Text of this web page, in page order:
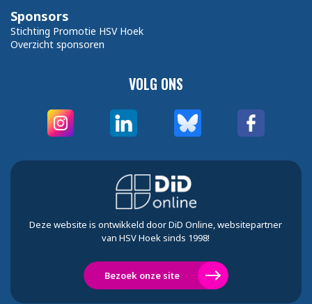
VOLG ONS
Sponsors
Stichting Promotie HSV Hoek
Overzicht sponsoren
Deze website is ontwikkeld door DiD Online, websitepartner
van HSV Hoek sinds 1998!
Bezoek onze site